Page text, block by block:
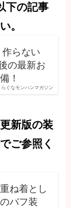
下の記事
。
らぐなモンハンマガジン
作らない
の最新お
！
新版の装
ご参照く
ね着とし
バフ装